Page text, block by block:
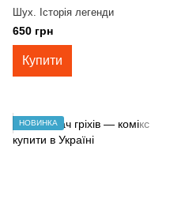
Шух. Історія легенди
650 грн
Купити
НОВИНКА